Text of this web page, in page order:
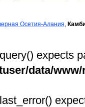
Осетия-Алания,
expects
data/